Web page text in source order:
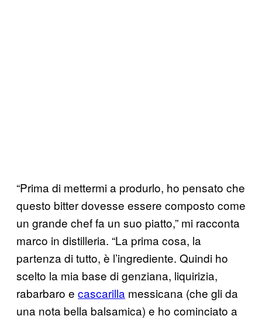
“Prima di mettermi a produrlo, ho pensato che
questo bitter dovesse essere composto come
un grande chef fa un suo piatto,” mi racconta
marco in distilleria. “La prima cosa, la
partenza di tutto, è l’ingrediente. Quindi ho
scelto la mia base di genziana, liquirizia,
rabarbaro e cascarilla messicana (che gli da
una nota bella balsamica) e ho cominciato a